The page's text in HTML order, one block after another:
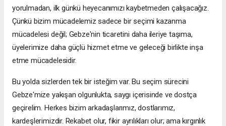
yorulmadan, ilk günkü heyecanımızı kaybetmeden çalışacağız.
Çünkü bizim mücadelemiz sadece bir seçimi kazanma
mücadelesi değil; Gebze'nin ticaretini daha ileriye taşıma,
üyelerimize daha güçlü hizmet etme ve geleceği birlikte inşa
etme mücadelesidir.
Bu yolda sizlerden tek bir isteğim var. Bu seçim sürecini
Gebze'mize yakışan olgunlukta, saygı içerisinde ve dostça
geçirelim. Herkes bizim arkadaşlarımız, dostlarımız,
kardeşlerimizdir. Rekabet olur, fikir ayrılıkları olur; ama kırgınlık